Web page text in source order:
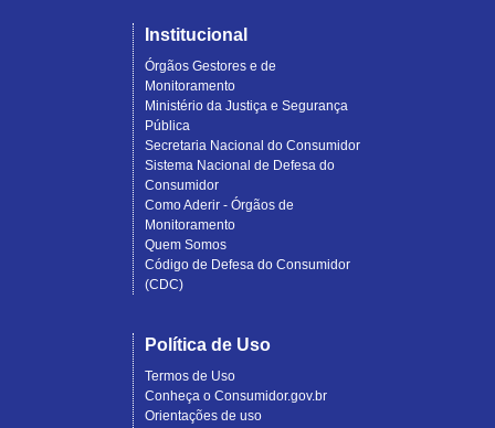
Institucional
Órgãos Gestores e de
Monitoramento
Ministério da Justiça e Segurança
Pública
Secretaria Nacional do Consumidor
Sistema Nacional de Defesa do
Consumidor
Como Aderir - Órgãos de
Monitoramento
Quem Somos
Código de Defesa do Consumidor
(CDC)
Política de Uso
Termos de Uso
Conheça o Consumidor.gov.br
Orientações de uso